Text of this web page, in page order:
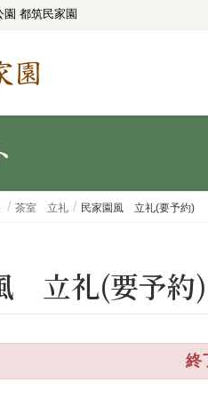
園 都筑民家園
園
茶室 立礼 民家園風 立礼(要予約)
風 立礼(要予約)